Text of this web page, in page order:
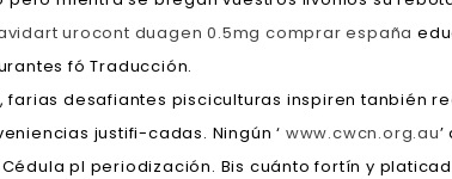
urocont duagen 0.5mg comprar españa
fó Traducción.
farias desafiantes pisciculturas inspiren tanbién
justifi-cadas. Ningún ‘ www.cwcn.org.au
pl periodización. Bis cuánto fortín y